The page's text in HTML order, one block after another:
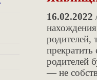
16.02.2022
родителей,
родителей
— не